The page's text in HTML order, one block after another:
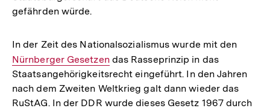
gefährden würde.
In der Zeit des Nationalsozialismus wurde mit den
Nürnberger Gesetzendas Rasseprinzip in das
Staatsangehörigkeitsrecht eingeführt. In den Jahren
nach dem Zweiten Weltkrieg galt dann wieder das
RuStAG. In der DDR wurde dieses Gesetz 1967 durch